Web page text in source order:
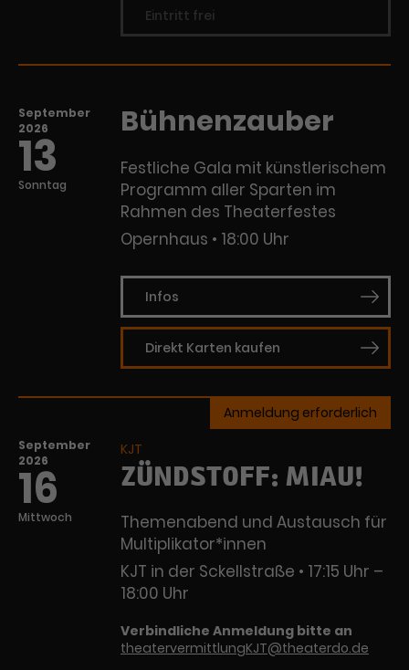
Eintritt frei
September
2026
13
Sonntag
Bühnenzauber
Festliche Gala mit künstlerischem
Programm aller Sparten im
Rahmen des Theaterfestes
Opernhaus
18:00 Uhr
Infos
Direkt Karten kaufen
September
2026
16
Mittwoch
Anmeldung erforderlich
KJT
ZÜNDSTOFF: MIAU!
Themenabend und Austausch für
Multiplikator*innen
KJT in der Sckellstraße
17:15 Uhr –
18:00 Uhr
Verbindliche Anmeldung bitte an
theatervermittlungKJT@theaterdo.de